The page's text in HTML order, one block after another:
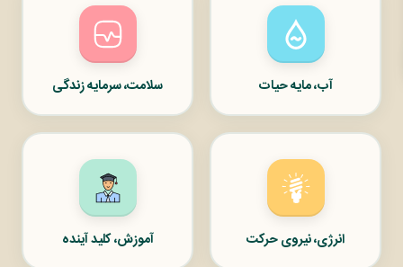
آب، مایه حیات سلامت، سرمایه زندگی
انرژی، نیروی حرکت آموزش، کلید آینده